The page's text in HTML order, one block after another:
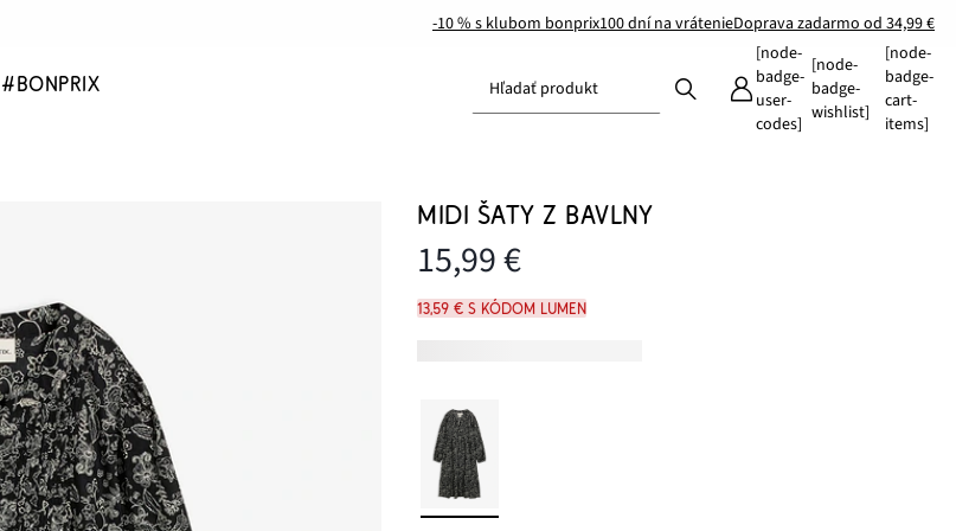
-10 % s klubom bonprix100 dní na vrátenieDoprava zadarmo od 34,99 €
#BONPRIX Hľadať produkt
[node-
badge-
user-
codes]
[node-
badge-
wishlist]
[node-
badge-
cart-
items]
MIDI ŠATY Z BAVLNY
15,99 €
13,59 € s kódom LUMEN